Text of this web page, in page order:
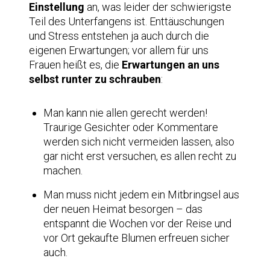
Einstellung an, was leider der schwierigste
Teil des Unterfangens ist. Enttäuschungen
und Stress entstehen ja auch durch die
eigenen Erwartungen; vor allem für uns
Frauen heißt es, die Erwartungen an uns
selbst runter zu schrauben:
Man kann nie allen gerecht werden!
Traurige Gesichter oder Kommentare
werden sich nicht vermeiden lassen, also
gar nicht erst versuchen, es allen recht zu
machen.
Man muss nicht jedem ein Mitbringsel aus
der neuen Heimat besorgen – das
entspannt die Wochen vor der Reise und
vor Ort gekaufte Blumen erfreuen sicher
auch.